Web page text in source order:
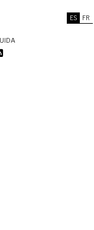
ES FR